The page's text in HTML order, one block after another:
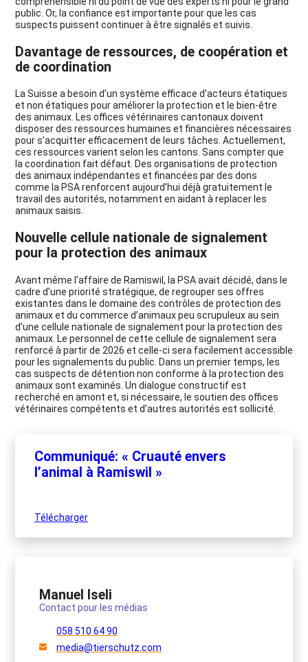
public. Or, la confiance est importante pour que les cas
suspects puissent continuer à être signalés et suivis.
Davantage de ressources, de coopération et
de coordination
La Suisse a besoin d’un système efficace d’acteurs étatiques
et non étatiques pour améliorer la protection et le bien-être
des animaux. Les offices vétérinaires cantonaux doivent
disposer des ressources humaines et financières nécessaires
pour s’acquitter efficacement de leurs tâches. Actuellement,
ces ressources varient selon les cantons. Sans compter que
la coordination fait défaut. Des organisations de protection
des animaux indépendantes et financées par des dons
comme la PSA renforcent aujourd’hui déjà gratuitement le
travail des autorités, notamment en aidant à replacer les
animaux saisis.
Nouvelle cellule nationale de signalement
pour la protection des animaux
Avant même l’affaire de Ramiswil, la PSA avait décidé, dans le
cadre d’une priorité stratégique, de regrouper ses offres
existantes dans le domaine des contrôles de protection des
animaux et du commerce d’animaux peu scrupuleux au sein
d’une cellule nationale de signalement pour la protection des
animaux. Le personnel de cette cellule de signalement sera
renforcé à partir de 2026 et celle-ci sera facilement accessible
pour les signalements du public. Dans un premier temps, les
cas suspects de détention non conforme à la protection des
animaux sont examinés. Un dialogue constructif est
recherché en amont et, si nécessaire, le soutien des offices
vétérinaires compétents et d’autres autorités est sollicité.
Communiqué: « Cruauté envers
l’animal à Ramiswil »
Télécharger
Manuel Iseli
Contact pour les médias
058 510 64 90
media@tierschutz.com